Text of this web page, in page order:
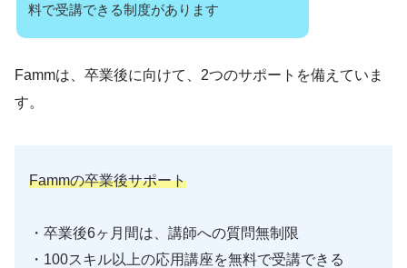
料で受講できる制度があります
Fammは、卒業後に向けて、2つのサポートを備えていま
す。
Fammの卒業後サポート
・卒業後6ヶ月間は、講師への質問無制限
・100スキル以上の応用講座を無料で受講できる